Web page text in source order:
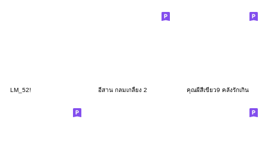
LM_52! อีสาน กลมเกลี้ยง 2 คุณผีสีเขียว9 คลั่งรักเกิน